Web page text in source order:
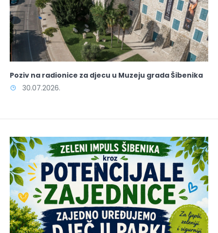
Poziv na radionice za djecu u Muzeju grada Šibenika
30.07.2026.